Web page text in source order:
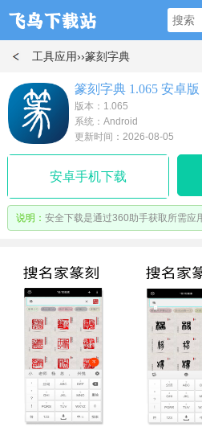
工具应用››篆刻字典
篆刻字典 1.065 安卓版
版本：1.065
系统：Android
更新时间：2026-08-05
安卓手机下载
说明： 安全下载是通过360助手获取所需应